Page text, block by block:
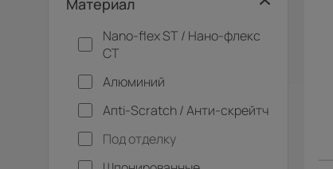
Материал
Nano-flex ST / Нано-флекс
СТ
Алюминий
Апti-Sсrаtсh / Анти-скрейтч
Под отделку